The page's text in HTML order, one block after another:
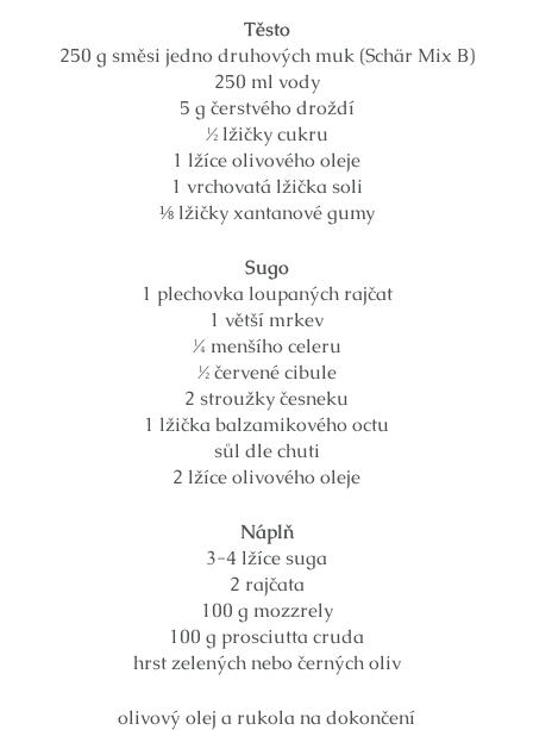
Těsto
250 g směsi jedno druhových muk (Schär Mix B)
250 ml vody
5 g čerstvého droždí
½ lžičky cukru
1 lžíce olivového oleje
1 vrchovatá lžička soli
⅛ lžičky xantanové gumy
Sugo
1 plechovka loupaných rajčat
1 větší mrkev
¼ menšího celeru
½ červené cibule
2 stroužky česneku
1 lžička balzamikového octu
sůl dle chuti
2 lžíce olivového oleje
Náplň
3-4 lžíce suga
2 rajčata
100 g mozzrely
100 g prosciutta cruda
hrst zelených nebo černých oliv
olivový olej a rukola na dokončení